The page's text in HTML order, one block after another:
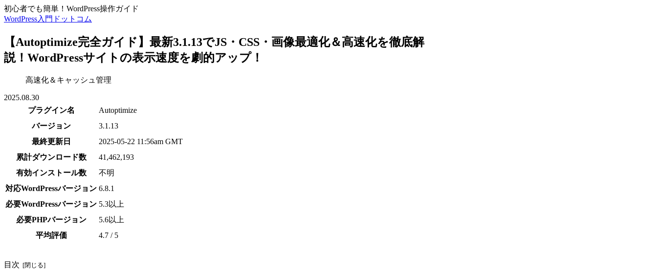
初心者でも簡単！WordPress操作ガイド
WordPress入門ドットコム
【Autoptimize完全ガイド】最新3.1.13でJS・CSS・画像最適化＆高速化を徹底解
説！WordPressサイトの表示速度を劇的アップ！
高速化＆キャッシュ管理
2025.08.30
プラグイン名
Autoptimize
バージョン
3.1.13
最終更新日
2025-05-22 11:56am GMT
累計ダウンロード数
41,462,193
有効インストール数
不明
対応WordPressバージョン 6.8.1
必要WordPressバージョン 5.3以上
必要PHPバージョン
5.6以上
平均評価
4.7 / 5
目次